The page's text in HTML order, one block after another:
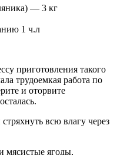
— 3 кг
1 ч.л
приготовления такого
трудоемкая работа по
и оторвите
всю влагу через
мясистые ягоды,